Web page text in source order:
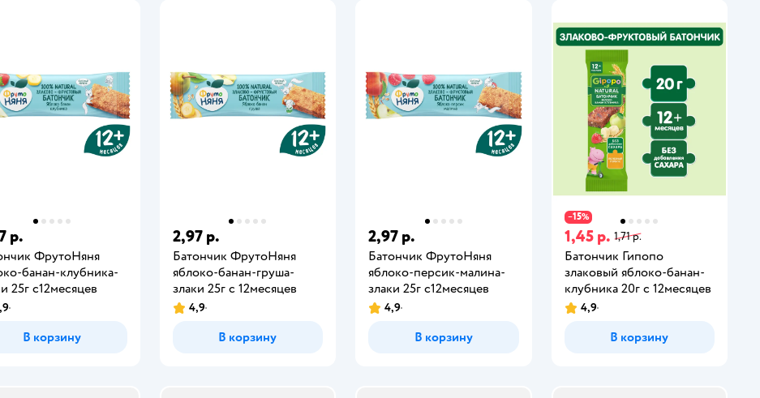
р.
ФрутоНяня
банан-клубника-
25г с12месяцев
В корзину
2,97 р.
Батончик ФрутоНяня
яблоко-банан-груша-
злаки 25г с 12месяцев
4,9
В корзину
2,97 р.
Батончик ФрутоНяня
яблоко-персик-малина-
злаки 25г с12месяцев
4,9
В корзину
−15%
1,45 р. 1,71 р.
Батончик Гипопо
злаковый яблоко-банан-
клубника 20г с 12месяцев
4,9
В корзину